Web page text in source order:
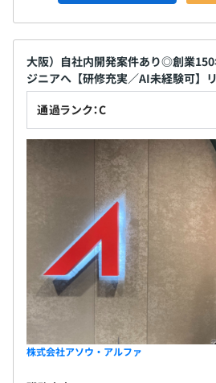
大阪）自社内開発案件あり◎創業
ジニアへ【研修充実／AI未経験可】
通過ランク：C
株式会社アソウ・アルファ